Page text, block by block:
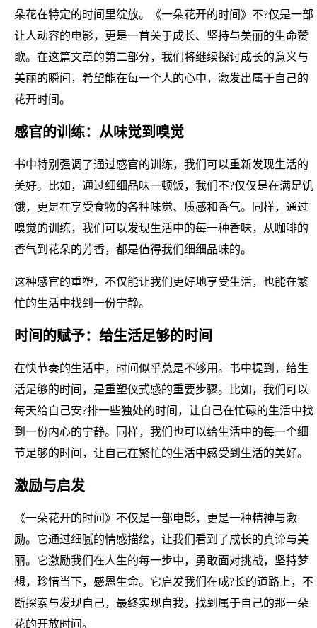
朵花在特定的时间里绽放。《一朵花开的时间》不?仅是一部
让人动容的电影，更是一首关于成长、坚持与美丽的生命赞
歌。在这篇文章的第二部分，我们将继续探讨成长的意义与
美丽的瞬间，希望能在每一个人的心中，激发出属于自己的
花开时间。
感官的训练：从味觉到嗅觉
书中特别强调了通过感官的训练，我们可以重新发现生活的
美好。比如，通过细细品味一顿饭，我们不?仅仅是在满足饥
饿，更是在享受食物的各种味觉、质感和香气。同样，通过
嗅觉的训练，我们可以发现生活中的每一种香味，从咖啡的
香气到花朵的芳香，都是值得我们细细品味的。
这种感官的重塑，不仅能让我们更好地享受生活，也能在繁
忙的生活中找到一份宁静。
时间的赋予：给生活足够的时间
在快节奏的生活中，时间似乎总是不够用。书中提到，给生
活足够的时间，是重塑仪式感的重要步骤。比如，我们可以
每天给自己安?排一些独处的时间，让自己在忙碌的生活中找
到一份内心的宁静。同样，我们也可以给生活中的每一个细
节足够的时间，让自己在繁忙的生活中感受到生活的美好。
激励与启发
《一朵花开的时间》不仅是一部电影，更是一种精神与激
励。它通过细腻的情感描绘，让我们看到了成长的真谛与美
丽。它激励我们在人生的每一步中，勇敢面对挑战，坚持梦
想，珍惜当下，感恩生命。它启发我们在成?长的道路上，不
断探索与发现自己，最终实现自我，找到属于自己的那一朵
花的开放时间。